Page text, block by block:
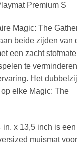
Premium S
Magic: The
beide zijden van
een zacht
te
Het
elke Magic: The
in. x 13,5 inch is een
muismat voor